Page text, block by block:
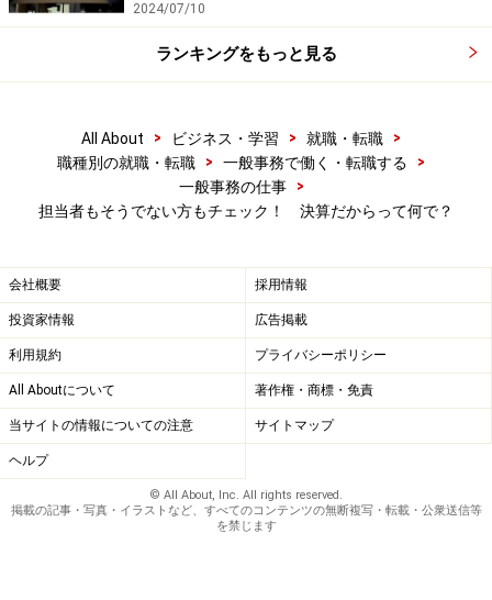
2024/07/10
ランキングをもっと見る
All About > ビジネス・学習 > 就職・転職
>
職種別の就職・転職
> 一般事務で働く・転職する
>
一般事務の仕事
>
担当者もそうでない方もチェック！ 決算だからって何で？
会社概要 採用情報
投資家情報 広告掲載
利用規約 プライバシーポリシー
All Aboutについて 著作権・商標・免責
当サイトの情報についての注意 サイトマップ
ヘルプ
© All About, Inc. All rights reserved.
掲載の記事・写真・イラストなど、すべてのコンテンツの無断複写・転載・公衆送信等
を禁じます